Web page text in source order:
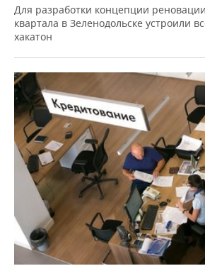
Для разработки концепции
квартала в Зеленодольске устроили
хакатон